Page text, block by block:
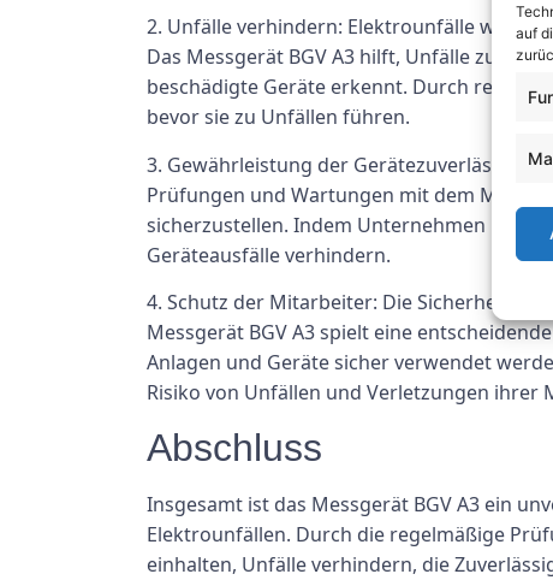
auf
2. Unfälle verhindern: Elektrounfälle wie
Das Messgerät BGV A3 hilft, Unfälle zu
beschädigte Geräte erkennt. Durch
bevor sie zu Unfällen führen.
3. Gewährleistung der
Prüfungen und Wartungen mit dem
sicherzustellen. Indem Unternehmen
Geräteausfälle verhindern.
4. Schutz der Mitarbeiter: Die Sicherheit
Messgerät BGV A3 spielt eine
Anlagen und Geräte sicher verwendet
Risiko von Unfällen und Verletzungen ihrer
Abschluss
Insgesamt ist das Messgerät BGV A3 ein
Elektrounfällen. Durch die regelmäßige
einhalten, Unfälle verhindern, die